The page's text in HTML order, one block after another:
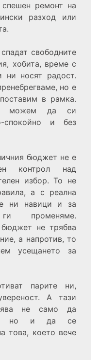
ремонт на
разход или
свободните
хобита, време с
ни носят радост.
но е
в рамка.
можем да си
спокойно и без
бюджет не е
контрол над
избор. То не
а с реална
ни навици и за
променяме.
не трябва
а напротив, то
усещането за
парите ни,
А тази
не само да
но и да се
това, което вече